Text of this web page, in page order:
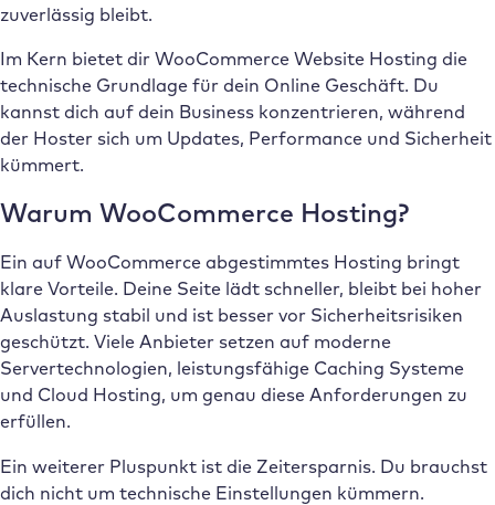
zuverlässig bleibt.
Im Kern bietet dir WooCommerce Website Hosting die
technische Grundlage für dein Online Geschäft. Du
kannst dich auf dein Business konzentrieren, während
der Hoster sich um Updates, Performance und Sicherheit
kümmert.
Warum WooCommerce Hosting?
Ein auf WooCommerce abgestimmtes Hosting bringt
klare Vorteile. Deine Seite lädt schneller, bleibt bei hoher
Auslastung stabil und ist besser vor Sicherheitsrisiken
geschützt. Viele Anbieter setzen auf moderne
Servertechnologien, leistungsfähige Caching Systeme
und Cloud Hosting, um genau diese Anforderungen zu
erfüllen.
Ein weiterer Pluspunkt ist die Zeitersparnis. Du brauchst
dich nicht um technische Einstellungen kümmern.